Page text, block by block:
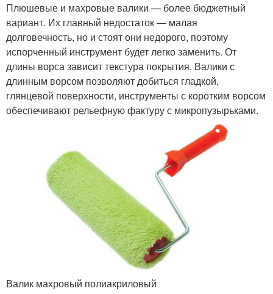
Плюшевые и махровые валики — более бюджетный
вариант. Их главный недостаток — малая
долговечность, но и стоят они недорого, поэтому
испорченный инструмент будет легко заменить. От
длины ворса зависит текстура покрытия. Валики с
длинным ворсом позволяют добиться гладкой,
глянцевой поверхности, инструменты с коротким ворсом
обеспечивают рельефную фактуру с микропузырьками.
Валик махровый полиакриловый